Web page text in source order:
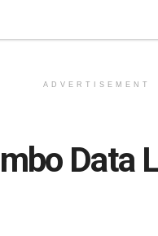
ADVERTISEMENT
Data